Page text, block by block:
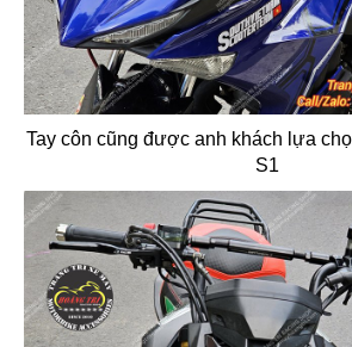
Tay côn cũng được anh khách lựa
S1